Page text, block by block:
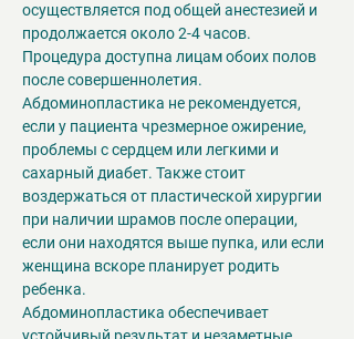
осуществляется под общей анестезией и
продолжается около 2-4 часов.
Процедура доступна лицам обоих полов
после совершеннолетия.
Абдоминопластика не рекомендуется,
если у пациента чрезмерное ожирение,
проблемы с сердцем или легкими и
сахарный диабет. Также стоит
воздержаться от пластической хирургии
при наличии шрамов после операции,
если они находятся выше пупка, или если
женщина вскоре планирует родить
ребенка.
Абдоминопластика обеспечивает